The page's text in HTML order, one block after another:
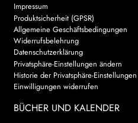
Impressum
Produktsicherheit (GPSR)
Allgemeine Geschäftsbedingungen
Widerrufsbelehrung
Datenschutzerklärung
Privatsphäre-Einstellungen ändern
Historie der Privatsphäre-Einstellungen
Einwilligungen widerrufen
BÜCHER UND KALENDER